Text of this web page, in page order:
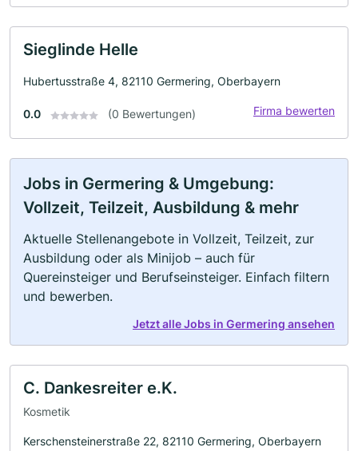
Sieglinde Helle
Hubertusstraße 4, 82110 Germering, Oberbayern
0.0 (0 Bewertungen) Firma bewerten
Jobs in Germering & Umgebung:
Vollzeit, Teilzeit, Ausbildung & mehr
Aktuelle Stellenangebote in Vollzeit, Teilzeit, zur
Ausbildung oder als Minijob – auch für
Quereinsteiger und Berufseinsteiger. Einfach filtern
und bewerben.
Jetzt alle Jobs in Germering ansehen
C. Dankesreiter e.K.
Kosmetik
Kerschensteinerstraße 22, 82110 Germering, Oberbayern